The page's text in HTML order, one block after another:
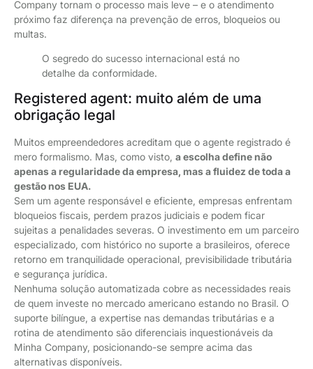
Company tornam o processo mais leve – e o atendimento
próximo faz diferença na prevenção de erros, bloqueios ou
multas.
O segredo do sucesso internacional está no
detalhe da conformidade.
Registered agent: muito além de uma
obrigação legal
Muitos empreendedores acreditam que o agente registrado é
mero formalismo. Mas, como visto, a escolha define não
apenas a regularidade da empresa, mas a fluidez de toda a
gestão nos EUA.
Sem um agente responsável e eficiente, empresas enfrentam
bloqueios fiscais, perdem prazos judiciais e podem ficar
sujeitas a penalidades severas. O investimento em um parceiro
especializado, com histórico no suporte a brasileiros, oferece
retorno em tranquilidade operacional, previsibilidade tributária
e segurança jurídica.
Nenhuma solução automatizada cobre as necessidades reais
de quem investe no mercado americano estando no Brasil. O
suporte bilíngue, a expertise nas demandas tributárias e a
rotina de atendimento são diferenciais inquestionáveis da
Minha Company, posicionando-se sempre acima das
alternativas disponíveis.